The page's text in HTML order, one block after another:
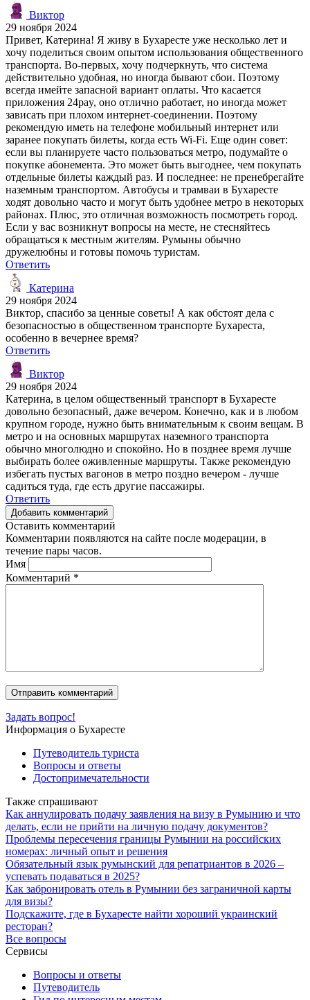
Виктор
29 ноября 2024
Привет, Катерина! Я живу в Бухаресте уже несколько лет и
хочу поделиться своим опытом использования общественного
транспорта. Во-первых, хочу подчеркнуть, что система
действительно удобная, но иногда бывают сбои. Поэтому
всегда имейте запасной вариант оплаты. Что касается
приложения 24pay, оно отлично работает, но иногда может
зависать при плохом интернет-соединении. Поэтому
рекомендую иметь на телефоне мобильный интернет или
заранее покупать билеты, когда есть Wi-Fi. Еще один совет:
если вы планируете часто пользоваться метро, подумайте о
покупке абонемента. Это может быть выгоднее, чем покупать
отдельные билеты каждый раз. И последнее: не пренебрегайте
наземным транспортом. Автобусы и трамваи в Бухаресте
ходят довольно часто и могут быть удобнее метро в некоторых
районах. Плюс, это отличная возможность посмотреть город.
Если у вас возникнут вопросы на месте, не стесняйтесь
обращаться к местным жителям. Румыны обычно
дружелюбны и готовы помочь туристам.
Ответить
Катерина
29 ноября 2024
Виктор, спасибо за ценные советы! А как обстоят дела с
безопасностью в общественном транспорте Бухареста,
особенно в вечернее время?
Ответить
Виктор
29 ноября 2024
Катерина, в целом общественный транспорт в Бухаресте
довольно безопасный, даже вечером. Конечно, как и в любом
крупном городе, нужно быть внимательным к своим вещам. В
метро и на основных маршрутах наземного транспорта
обычно многолюдно и спокойно. Но в позднее время лучше
выбирать более оживленные маршруты. Также рекомендую
избегать пустых вагонов в метро поздно вечером - лучше
садиться туда, где есть другие пассажиры.
Ответить
Добавить комментарий
Оставить комментарий
Комментарии появляются на сайте после модерации, в
течение пары часов.
Имя
Комментарий *
Задать вопрос!
Информация о Бухаресте
Путеводитель туриста
Вопросы и ответы
Достопримечательности
Также спрашивают
Как аннулировать подачу заявления на визу в Румынию и что
делать, если не прийти на личную подачу документов?
Проблемы пересечения границы Румынии на российских
номерах: личный опыт и решения
Обязательный язык румынский для репатриантов в 2026 –
успевать подаваться в 2025?
Как забронировать отель в Румынии без заграничной карты
для визы?
Подскажите, где в Бухаресте найти хороший украинский
ресторан?
Все вопросы
Сервисы
Вопросы и ответы
Путеводитель